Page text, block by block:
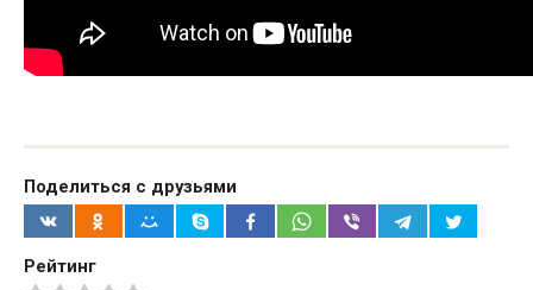
Поделиться с друзьями
Рейтинг